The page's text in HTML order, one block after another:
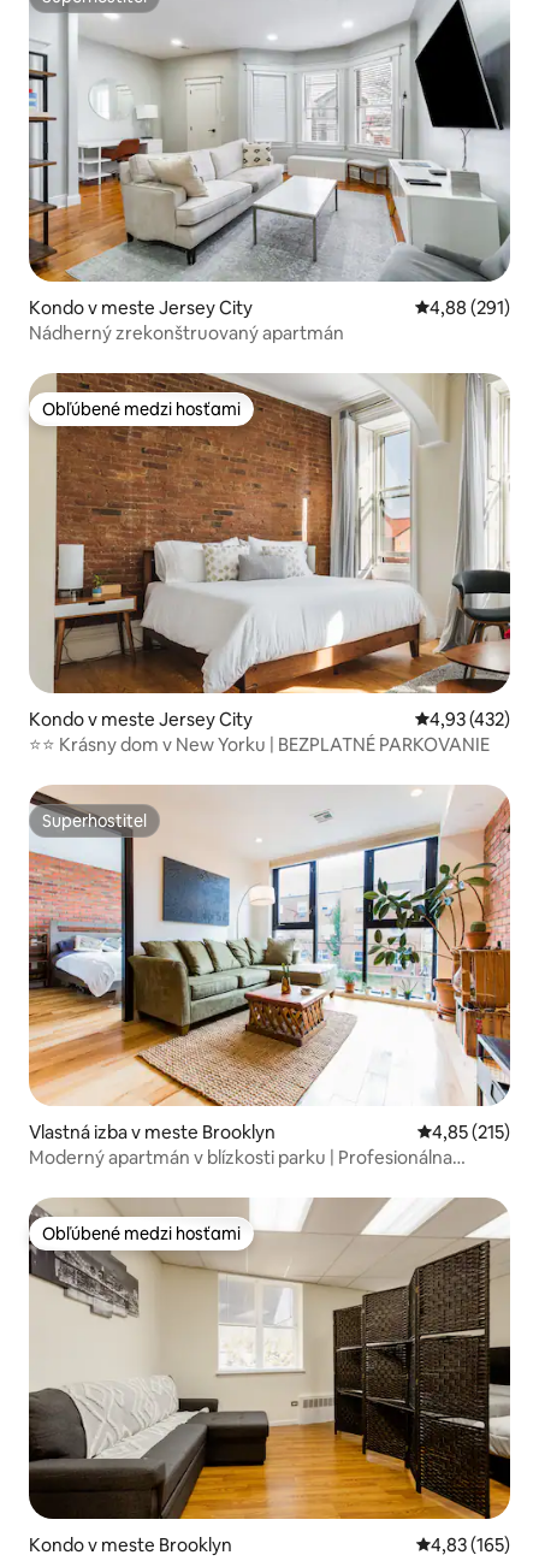
Superhostiteľ
Kondo v meste Jersey City Priemerné
4,88 (291)
Nádherný zrekonštruovaný apartmán
Obľúbené medzi hosťami
Obľúbené medzi hosťami
Kondo v meste Jersey City Priemerné
4,93 (432)
⭐⭐ Krásny dom v New Yorku | BEZPLATNÉ PARKOVANIE
Superhostiteľ
Superhostiteľ
Vlastná izba v meste Brooklyn Priemerné
4,85 (215)
Moderný apartmán v blízkosti parku | Profesionálna
Obľúbené medzi hosťami
Obľúbené medzi hosťami
Kondo v meste Brooklyn Priemerné
4,83 (165)